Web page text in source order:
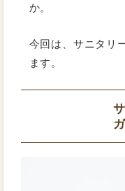
か。
今回は、サニタリ
ます。